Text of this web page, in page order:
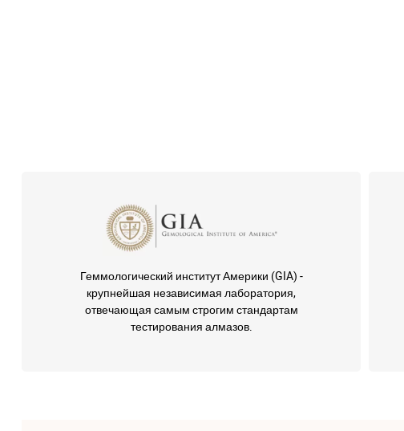
Геммологический институт Америки (GIA) -
крупнейшая независимая лаборатория,
отвечающая самым строгим стандартам
тестирования алмазов.